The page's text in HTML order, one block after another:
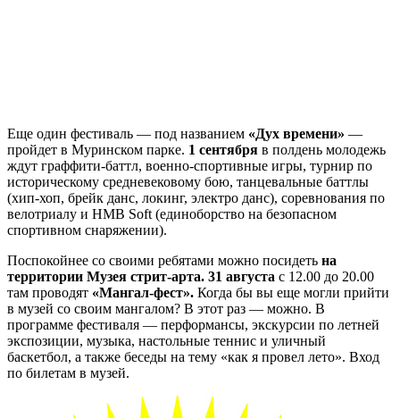
Еще один фестиваль — под названием «Дух времени» —
пройдет в Муринском парке. 1 сентября в полдень молодежь
ждут граффити-баттл, военно-спортивные игры, турнир по
историческому средневековому бою, танцевальные баттлы
(хип-хоп, брейк данс, локинг, электро данс), соревнования по
велотриалу и HMB Soft (единоборство на безопасном
спортивном снаряжении).
Поспокойнее со своими ребятами можно посидеть на
территории Музея стрит-арта. 31 августа с 12.00 до 20.00
там проводят «Мангал-фест». Когда бы вы еще могли прийти
в музей со своим мангалом? В этот раз — можно. В
программе фестиваля — перформансы, экскурсии по летней
экспозиции, музыка, настольные теннис и уличный
баскетбол, а также беседы на тему «как я провел лето». Вход
по билетам в музей.